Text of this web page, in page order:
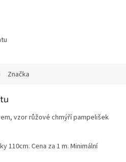
Značka
vzor růžové chmýří pampelišek
110cm. Cena za 1 m. Minimální